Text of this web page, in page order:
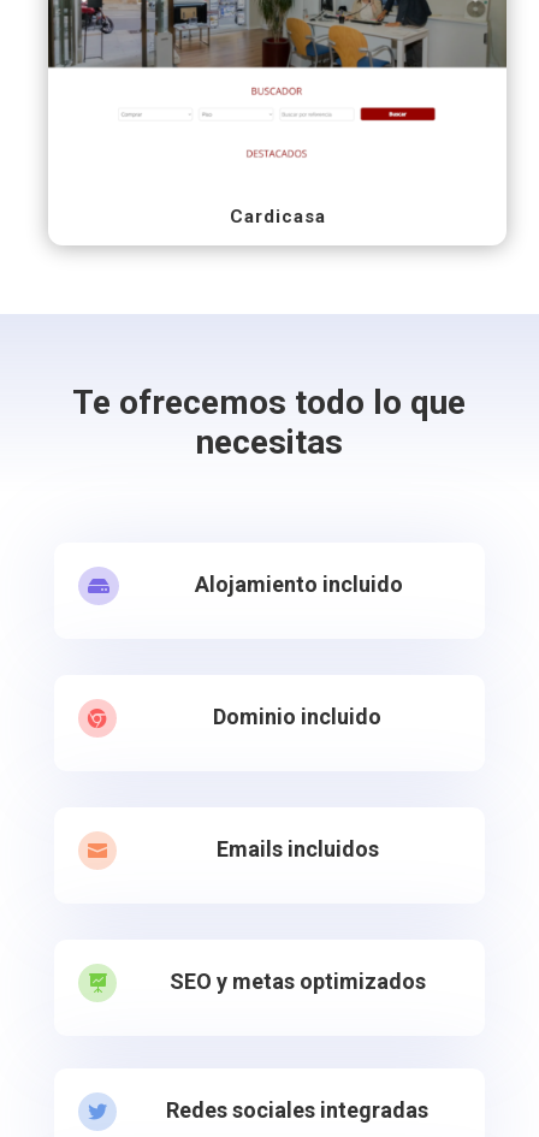
Cardicasa
Te ofrecemos todo lo que
necesitas
 Alojamiento incluido
 Dominio incluido
 Emails incluidos
 SEO y metas optimizados
 Redes sociales integradas